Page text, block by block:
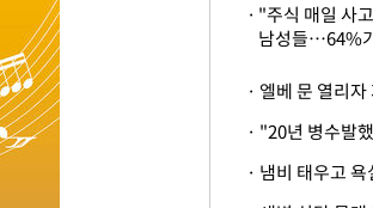
"주식 매일 사
남성들…64%